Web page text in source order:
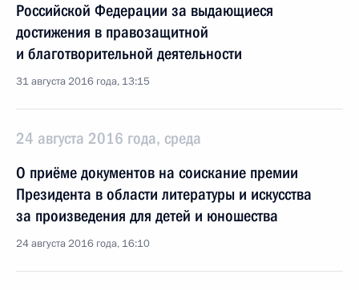
Российской Федерации за выдающиеся
достижения в правозащитной
и благотворительной деятельности
31 августа 2016 года, 13:15
24 августа 2016 года, среда
О приёме документов на соискание премии
Президента в области литературы и искусства
за произведения для детей и юношества
24 августа 2016 года, 16:10